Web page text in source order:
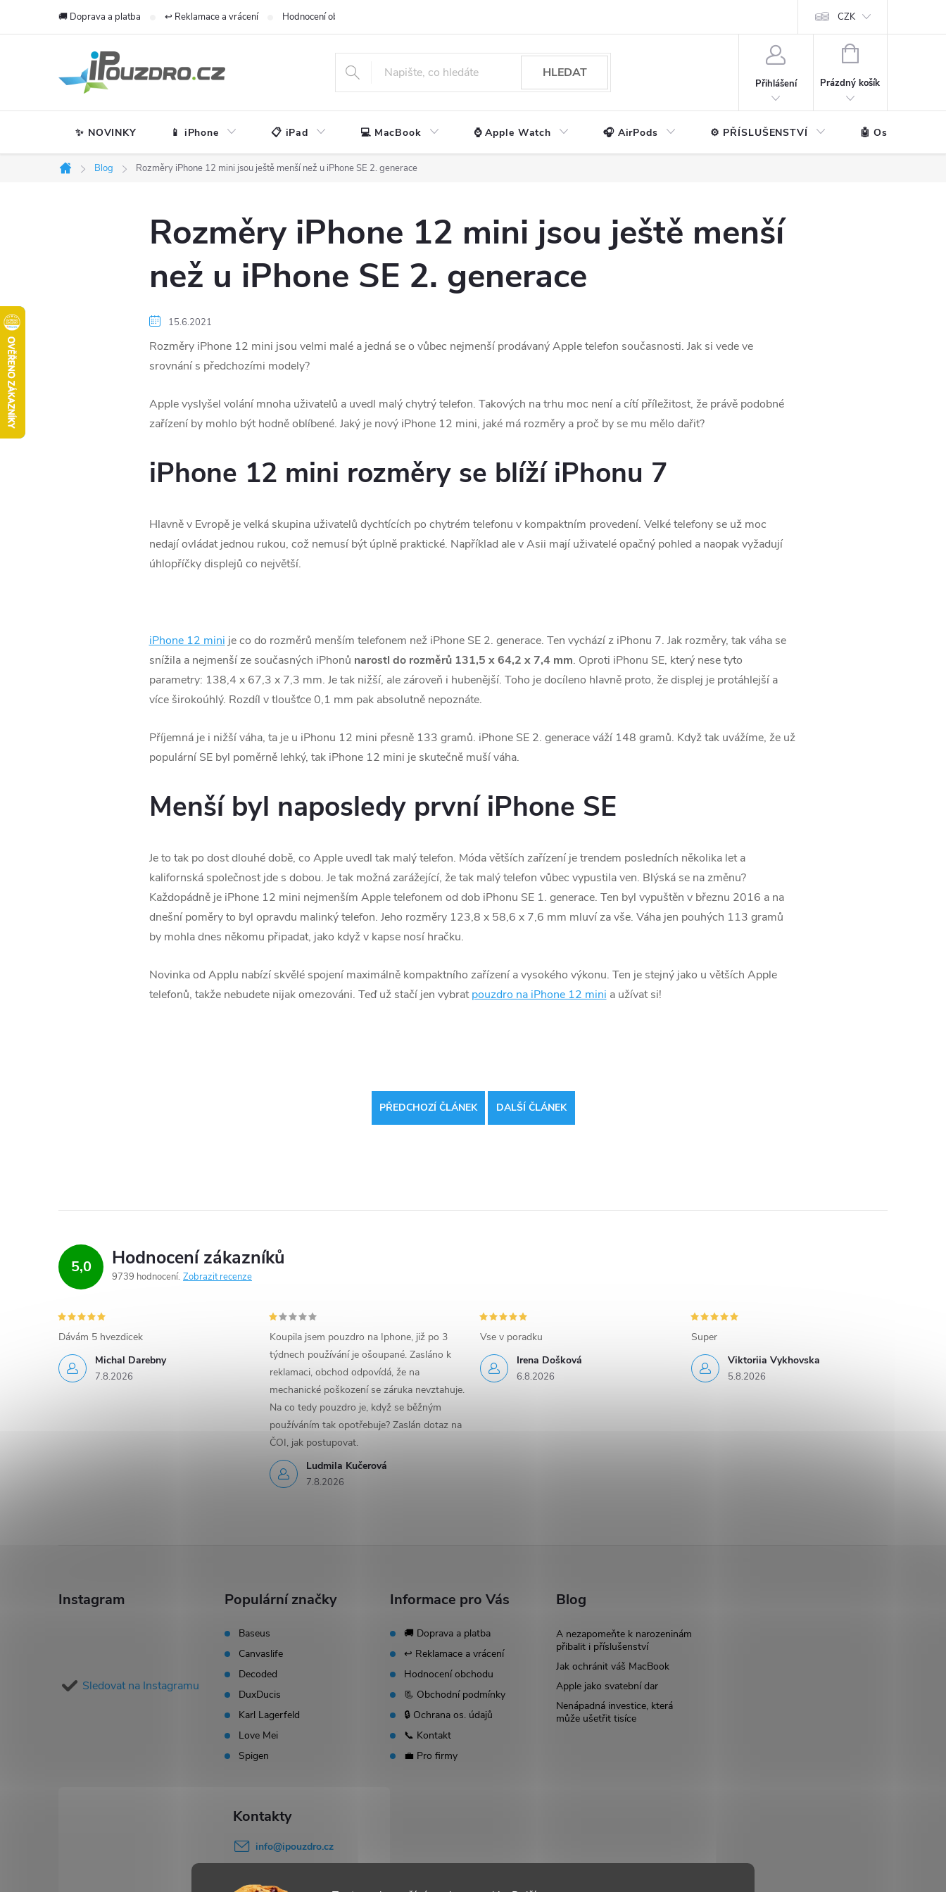
🚚 Doprava a platba ↩️ Reklamace a vrácení Hodnocení obchodu CZK
HLEDAT
Přihlášení
NÁKUPNÍ
Prázdný košík
✨ NOVINKY 📱 iPhone 📋 iPad 💻 MacBook ⌚ Apple Watch 🎧 AirPods ⚙️ PŘÍSLUŠENSTVÍ 🤖 Ostatní
Domů
Blog Rozměry iPhone 12 mini jsou ještě menší než u iPhone SE 2. generace
Rozměry iPhone 12 mini jsou ještě menší
než u iPhone SE 2. generace
15.6.2021
Rozměry iPhone 12 mini jsou velmi malé a jedná se o vůbec nejmenší prodávaný Apple telefon současnosti. Jak si vede ve
srovnání s předchozími modely?
Apple vyslyšel volání mnoha uživatelů a uvedl malý chytrý telefon. Takových na trhu moc není a cítí příležitost, že právě podobné
zařízení by mohlo být hodně oblíbené. Jaký je nový iPhone 12 mini, jaké má rozměry a proč by se mu mělo dařit?
iPhone 12 mini rozměry se blíží iPhonu 7
Hlavně v Evropě je velká skupina uživatelů dychtících po chytrém telefonu v kompaktním provedení. Velké telefony se už moc
nedají ovládat jednou rukou, což nemusí být úplně praktické. Například ale v Asii mají uživatelé opačný pohled a naopak vyžadují
úhlopříčky displejů co největší.
iPhone 12 mini je co do rozměrů menším telefonem než iPhone SE 2. generace. Ten vychází z iPhonu 7. Jak rozměry, tak váha se
snížila a nejmenší ze současných iPhonů narostl do rozměrů 131,5 x 64,2 x 7,4 mm. Oproti iPhonu SE, který nese tyto
parametry: 138,4 x 67,3 x 7,3 mm. Je tak nižší, ale zároveň i hubenější. Toho je docíleno hlavně proto, že displej je protáhlejší a
více širokoúhlý. Rozdíl v tloušťce 0,1 mm pak absolutně nepoznáte.
Příjemná je i nižší váha, ta je u iPhonu 12 mini přesně 133 gramů. iPhone SE 2. generace váží 148 gramů. Když tak uvážíme, že už
populární SE byl poměrně lehký, tak iPhone 12 mini je skutečně muší váha.
Menší byl naposledy první iPhone SE
Je to tak po dost dlouhé době, co Apple uvedl tak malý telefon. Móda větších zařízení je trendem posledních několika let a
kalifornská společnost jde s dobou. Je tak možná zarážející, že tak malý telefon vůbec vypustila ven. Blýská se na změnu?
Každopádně je iPhone 12 mini nejmenším Apple telefonem od dob iPhonu SE 1. generace. Ten byl vypuštěn v březnu 2016 a na
dnešní poměry to byl opravdu malinký telefon. Jeho rozměry 123,8 x 58,6 x 7,6 mm mluví za vše. Váha jen pouhých 113 gramů
by mohla dnes někomu připadat, jako když v kapse nosí hračku.
Novinka od Applu nabízí skvělé spojení maximálně kompaktního zařízení a vysokého výkonu. Ten je stejný jako u větších Apple
telefonů, takže nebudete nijak omezováni. Teď už stačí jen vybratpouzdro na iPhone 12 mini a užívat si!
PŘEDCHOZÍ ČLÁNEK DALŠÍ ČLÁNEK
5,0 Hodnocení zákazníků
9739 hodnocení Zobrazit recenze
Michal Darebny
7.8.2026
Dávám 5 hvezdicek
Ludmila Kučerová
7.8.2026
Koupila jsem pouzdro na Iphone, již po 3
týdnech používání je ošoupané. Zasláno k
reklamaci, obchod odpovídá, že na
mechanické poškození se záruka nevztahuje.
Na co tedy pouzdro je, když se běžným
používáním tak opotřebuje? Zaslán dotaz na
ČOI, jak postupovat.
Irena Došková
6.8.2026
Vse v poradku
Viktoriia Vykhovska
5.8.2026
Super
Instagram
Sledovat na Instagramu
Populární značky
Baseus
Canvaslife
Decoded
DuxDucis
Karl Lagerfeld
Love Mei
Spigen
Informace pro Vás
🚚 Doprava a platba
↩️ Reklamace a vrácení
Hodnocení obchodu
📃 Obchodní podmínky
🔒 Ochrana os. údajů
📞 Kontakt
💼 Pro firmy
Blog
A nezapomeňte k narozeninám
přibalit i příslušenství
Jak ochránit váš MacBook
Apple jako svatební dar
Nenápadná investice, která
může ušetřit tisíce
info@ipouzdro.cz